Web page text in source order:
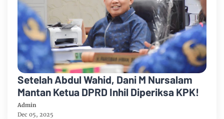
Setelah Abdul Wahid, Dani M Nursalam
Mantan Ketua DPRD Inhil Diperiksa KPK!
Admin
Dec 05, 2025